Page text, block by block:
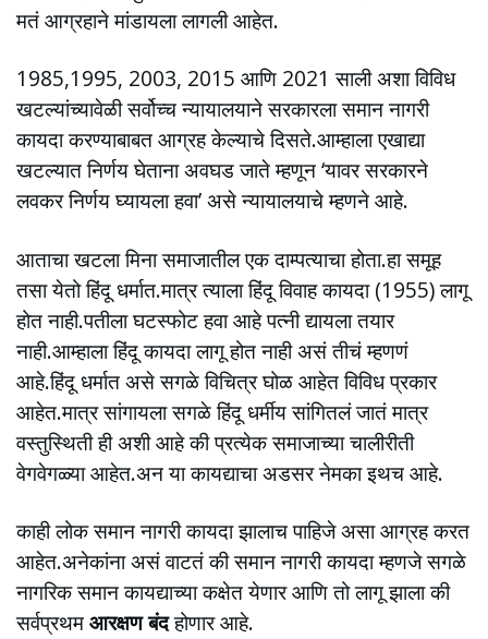
मतं आग्रहाने मांडायला लागली आहेत.
1985,1995, 2003, 2015 आणि 2021 साली अशा विविध
खटल्यांच्यावेळी सर्वोच्च न्यायालयाने सरकारला समान नागरी
कायदा करण्याबाबत आग्रह केल्याचे दिसते.आम्हाला एखाद्या
खटल्यात निर्णय घेताना अवघड जाते म्हणून ‘यावर सरकारने
लवकर निर्णय घ्यायला हवा’ असे न्यायालयाचे म्हणने आहे.
आताचा खटला मिना समाजातील एक दाम्पत्याचा होता.हा समूह
तसा येतो हिंदू धर्मात.मात्र त्याला हिंदू विवाह कायदा (1955) लागू
होत नाही.पतीला घटस्फोट हवा आहे पत्नी द्यायला तयार
नाही.आम्हाला हिंदू कायदा लागू होत नाही असं तीचं म्हणणं
आहे.हिंदू धर्मात असे सगळे विचित्र घोळ आहेत विविध प्रकार
आहेत.मात्र सांगायला सगळे हिंदू धर्मीय सांगितलं जातं मात्र
वस्तुस्थिती ही अशी आहे की प्रत्येक समाजाच्या चालीरीती
वेगवेगळ्या आहेत.अन या कायद्याचा अडसर नेमका इथच आहे.
काही लोक समान नागरी कायदा झालाच पाहिजे असा आग्रह करत
आहेत.अनेकांना असं वाटतं की समान नागरी कायदा म्हणजे सगळे
नागरिक समान कायद्याच्या कक्षेत येणार आणि तो लागू झाला की
सर्वप्रथमआरक्षण बंदहोणार आहे.